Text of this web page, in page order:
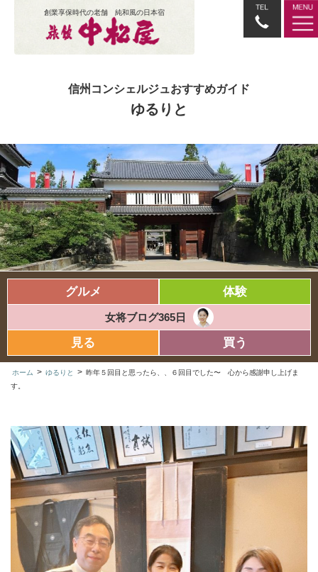
創業享保時代の老舗 純和風の日本宿
信州コンシェルジュおすすめガイド
ゆるりと
グルメ 体験
女将ブログ365日
見る 買う
ホーム > ゆるりと > 昨年５回目と思ったら、、６回目でした〜 心から感謝申し上げま
す。